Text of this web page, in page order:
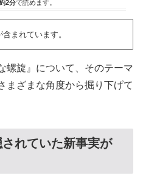
2分で読めます。
まれています。
螺旋』について、そのテーマ
まざまな角度から掘り下げて
れていた新事実が